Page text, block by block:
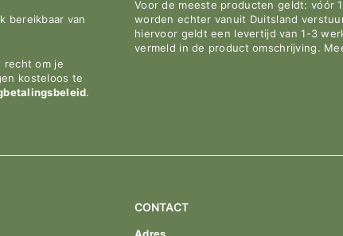
bereikbaar van
recht om je
kosteloos te
.
Voor de meeste producten geldt: vóór
worden echter vanuit Duitsland
hiervoor geldt een levertijd van 1-3
vermeld in de product omschrijving.
CONTACT